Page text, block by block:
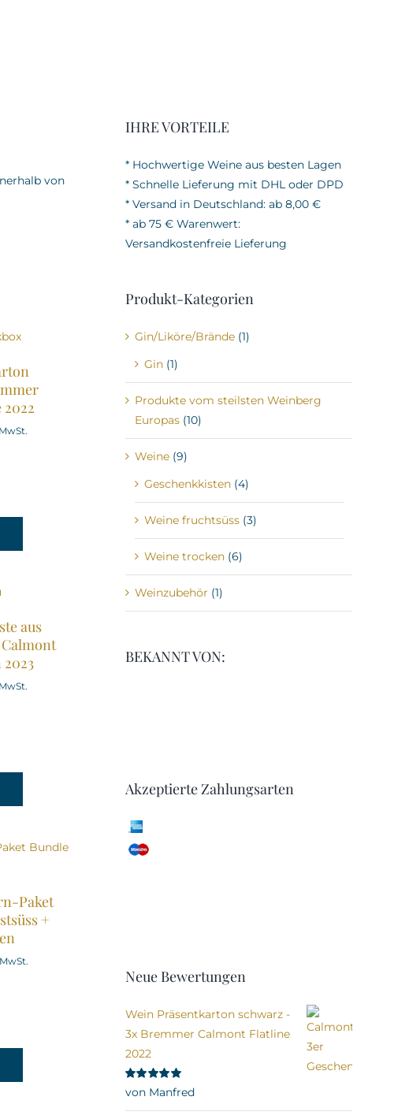
von
aus
Paket
+
IHRE VORTEILE
* Hochwertige Weine aus besten Lagen
* Schnelle Lieferung mit DHL oder DPD
* Versand in Deutschland: ab 8,00 €
* ab 75 € Warenwert:
Versandkostenfreie Lieferung
Produkt-Kategorien
Gin/Liköre/Brände (1)
Gin (1)
Produkte vom steilsten Weinberg
Europas (10)
Weine (9)
Geschenkkisten (4)
Weine fruchtsüss (3)
Weine trocken (6)
Weinzubehör (1)
BEKANNT VON:
Akzeptierte Zahlungsarten
Neue Bewertungen
Wein Präsentkarton schwarz -
3x Bremmer Calmont Flatline
2022
Bewertet
von 5
von Manfred